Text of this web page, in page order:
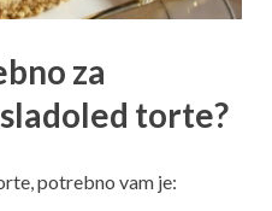
za
torte?
potrebno vam je: